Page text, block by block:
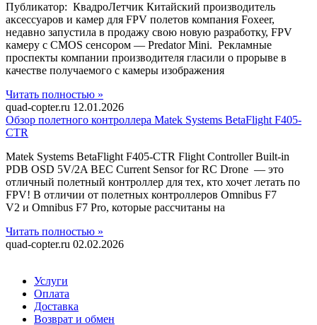
Публикатор: КвадроЛетчик Китайский производитель
аксессуаров и камер для FPV полетов компания Foxeer,
недавно запустила в продажу свою новую разработку, FPV
камеру с CMOS сенсором — Predator Mini. Рекламные
проспекты компании производителя гласили о прорыве в
качестве получаемого с камеры изображения
Читать полностью »
quad-copter.ru 12.01.2026
Обзор полетного контроллера Matek Systems BetaFlight F405-
CTR
Matek Systems BetaFlight F405-CTR Flight Controller Built-in
PDB OSD 5V/2A BEC Current Sensor for RC Drone — это
отличный полетный контроллер для тех, кто хочет летать по
FPV! В отличии от полетных контроллеров Omnibus F7
V2 и Omnibus F7 Pro, которые рассчитаны на
Читать полностью »
quad-copter.ru 02.02.2026
Услуги
Оплата
Доставка
Возврат и обмен